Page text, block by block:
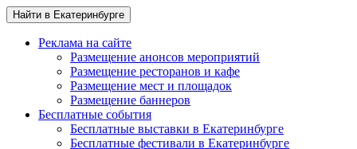
Найти в Екатеринбурге
Реклама на сайте
Размещение анонсов мероприятий
Размещение ресторанов и кафе
Размещение мест и площадок
Размещение баннеров
Бесплатные события
Бесплатные выставки в Екатеринбурге
Бесплатные фестивали в Екатеринбурге